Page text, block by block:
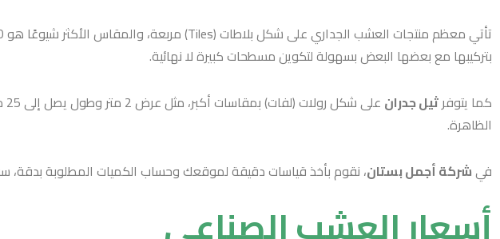
بتركيبها مع بعضها البعض بسهولة لتكوين مسطحات كبيرة لا نهائية.
كما يتوفرثيل جدران
الظاهرة.
فيشركة أجمل بستان، نقوم بأخذ قياسات دقيقة لموقعك وحساب الكميات المطلوبة بدقة،